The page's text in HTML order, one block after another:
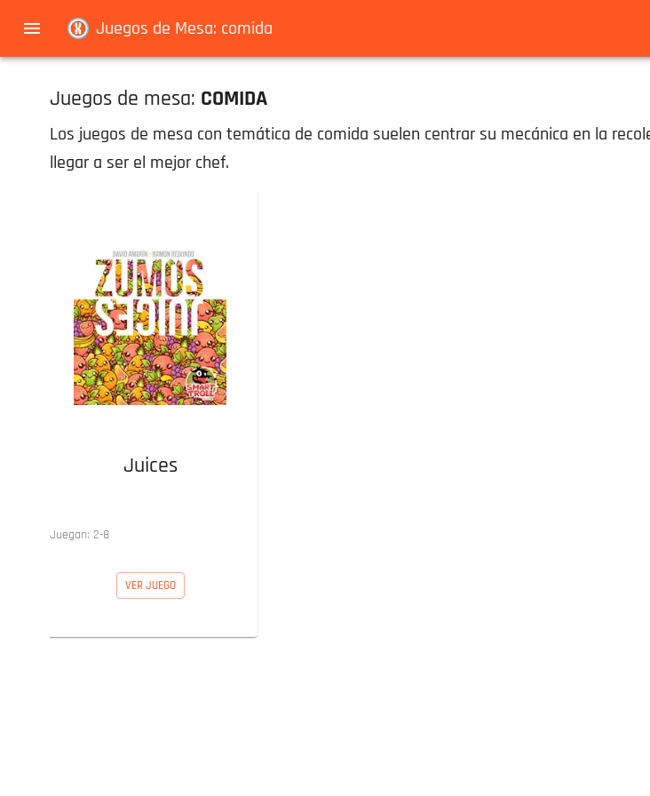
Juegos de Mesa: comida
Juegos de mesa: COMIDA
Los juegos de mesa con temática de comida suelen centrar su mecánica en la
llegar a ser el mejor chef.
Juices
Juegan: 2-8
VER JUEGO